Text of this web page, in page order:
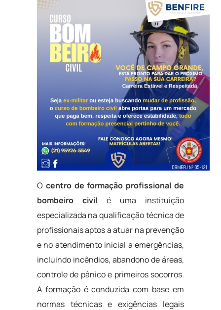
O centro de formação profissional de
bombeiro civil é uma instituição
especializada na qualificação técnica de
profissionais aptos a atuar na prevenção
e no atendimento inicial a emergências,
incluindo incêndios, abandono de áreas,
controle de pânico e primeiros socorros.
A formação é conduzida com base em
normas técnicas e exigências legais